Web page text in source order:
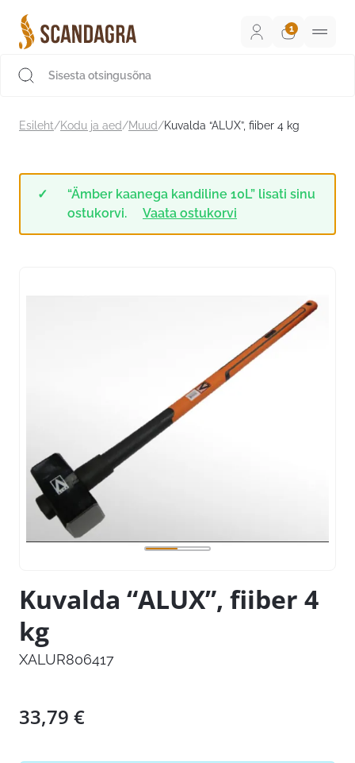
sisu
juurde
Esileht/Kodu ja aed/Muud/Kuvalda “ALUX”, fiiber 4 kg
“Ämber kaanega kandiline 10L” lisati sinu
ostukorvi.
Vaata ostukorvi
Kuvalda “ALUX”, fiiber 4
kg
XALUR806417
33,79 €